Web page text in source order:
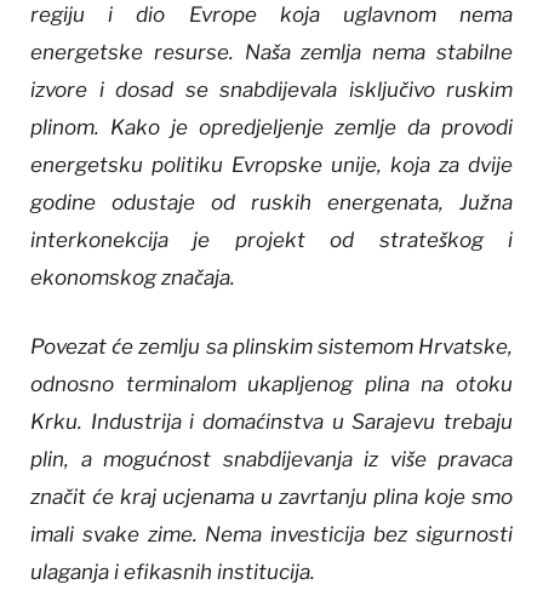
regiju i dio Evrope koja uglavnom nema
energetske resurse. Naša zemlja nema stabilne
izvore i dosad se snabdijevala isključivo ruskim
plinom. Kako je opredjeljenje zemlje da provodi
energetsku politiku Evropske unije, koja za dvije
godine odustaje od ruskih energenata, Južna
interkonekcija je projekt od strateškog i
ekonomskog značaja.
Povezat će zemlju sa plinskim sistemom Hrvatske,
odnosno terminalom ukapljenog plina na otoku
Krku. Industrija i domaćinstva u Sarajevu trebaju
plin, a mogućnost snabdijevanja iz više pravaca
značit će kraj ucjenama u zavrtanju plina koje smo
imali svake zime. Nema investicija bez sigurnosti
ulaganja i efikasnih institucija.